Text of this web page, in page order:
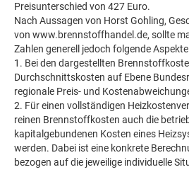
Preisunterschied von 427 Euro.
Nach Aussagen von Horst Gohling,
von www.brennstoffhandel.de, sollte
Zahlen generell jedoch folgende
1. Bei den dargestellten
Durchschnittskosten auf Ebene
regionale Preis- und
2. Für einen vollständigen
reinen Brennstoffkosten auch die
kapitalgebundenen Kosten eines
werden. Dabei ist eine konkrete
bezogen auf die jeweilige individuelle